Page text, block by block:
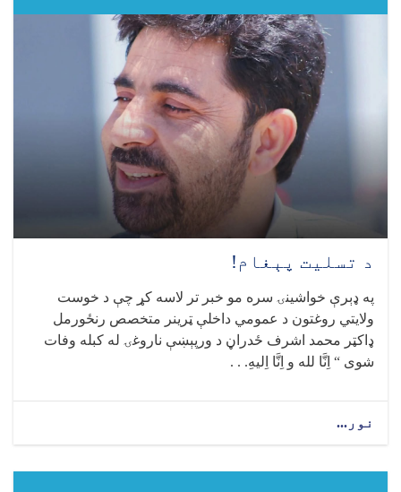
نن
دوشنبې
ورځې
د
یو
شمېر
مهمو
فعالیتونو
لنډیز
د تسلیت پېغام!
په ډېرې خواشینۍ سره مو خبر تر لاسه کړ چې د خوست
ولایتي روغتون د عمومي داخلې ټرینر متخصص رنځورمل
ډاکټر محمد اشرف ځدراڼ د ورپېښې ناروغۍ له کبله وفات
شوی “ اِنَّا لله و اِنَّا اِلیهِ. . .
نور...
پېغام!